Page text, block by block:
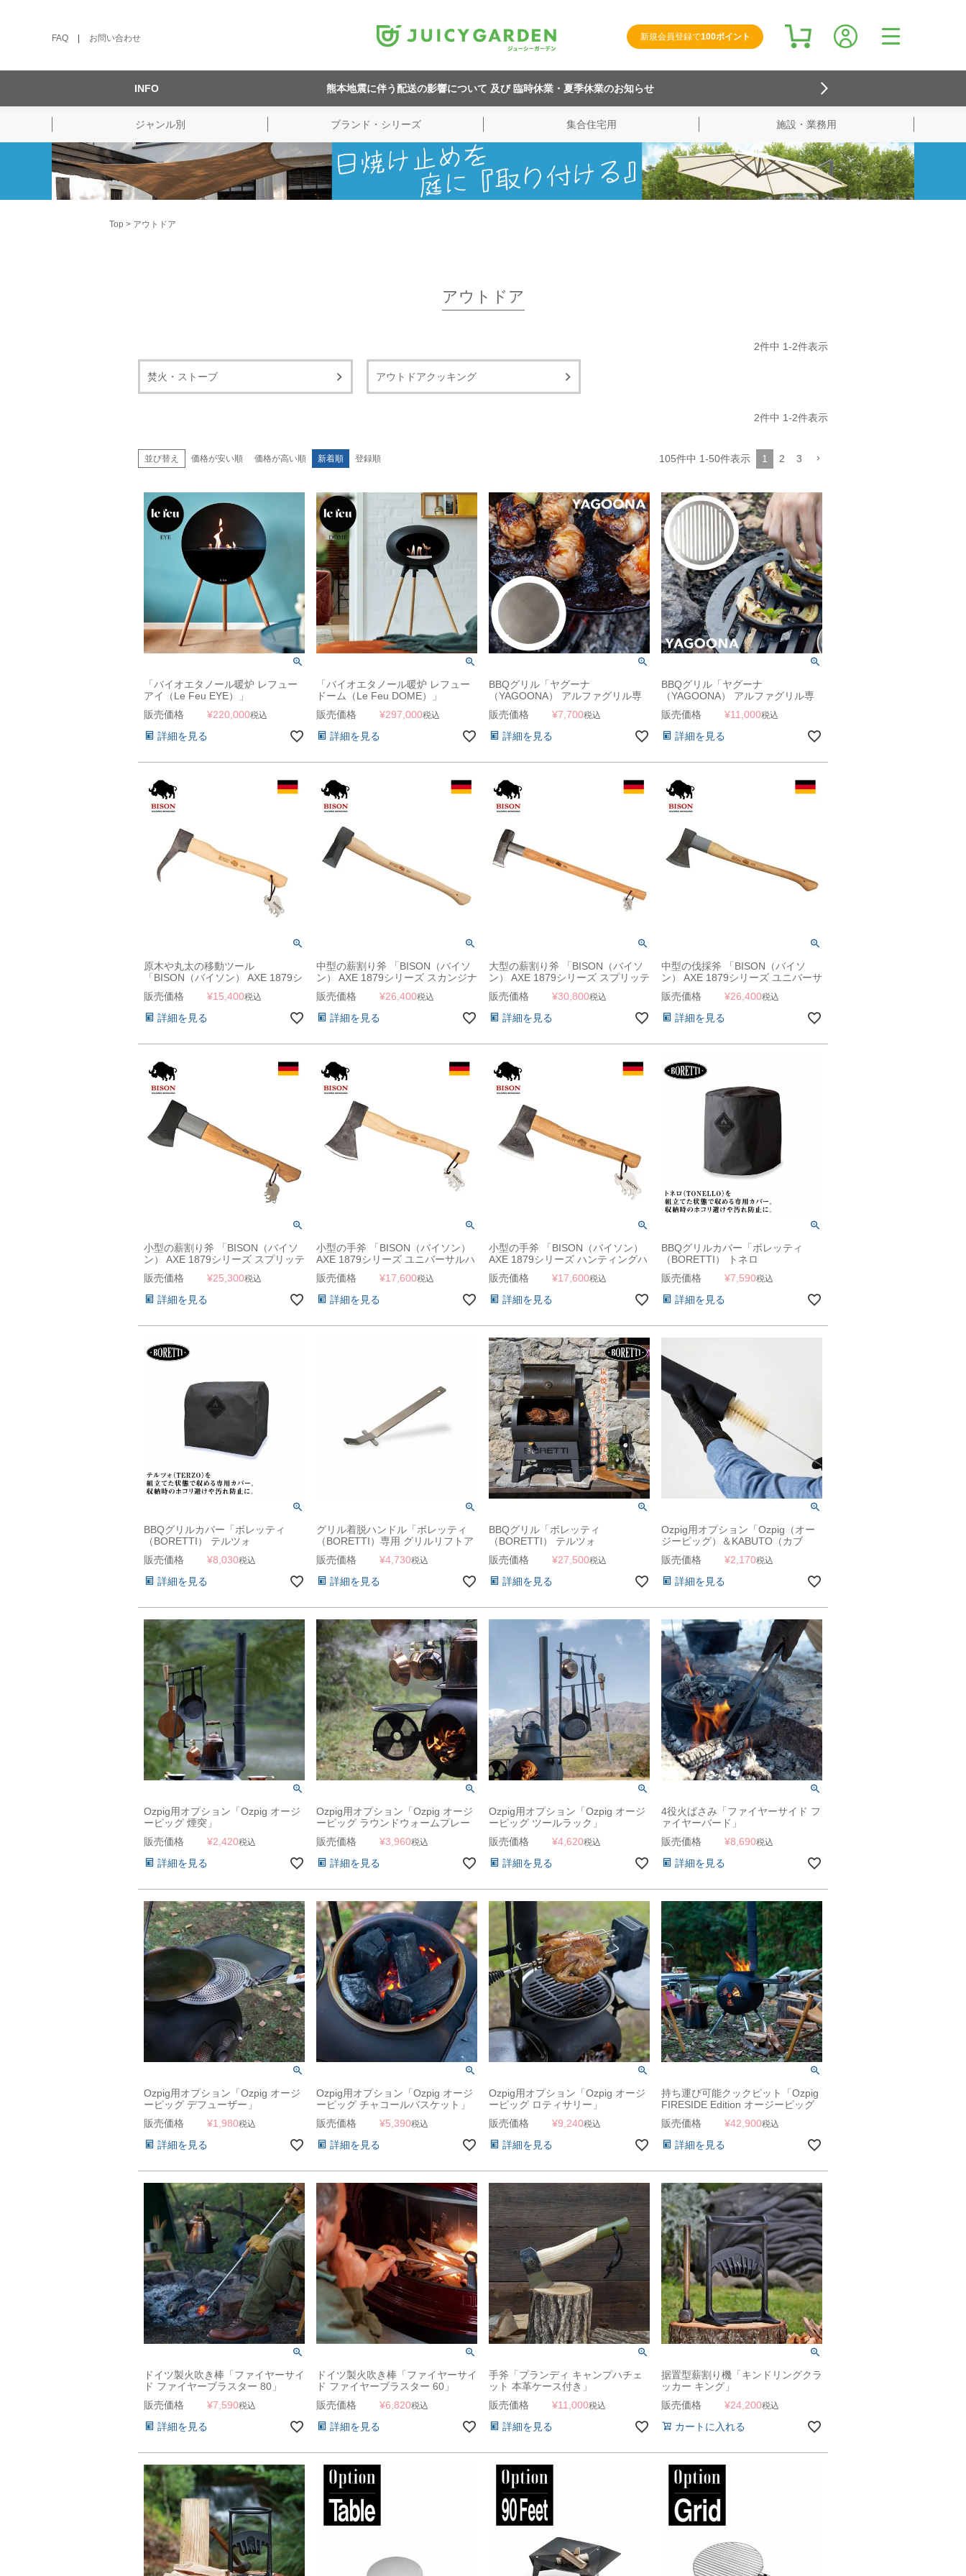
FAQ お問い合わせ 新規会員登録で100ポイント
検索
INFO 熊本地震に伴う配送の影響について 及び 臨時休業・夏季休業のお知らせ
ジャンル別 ブランド・シリーズ 集合住宅用 施設・業務用
Top アウトドア
アウトドア
2件中 1-2件表示
焚火・ストーブ アウトドアクッキング
2件中 1-2件表示
並び替え 価格が安い順 価格が高い順 新着順 登録順 105件中 1-50件表示 1 2 3
「バイオエタノール暖炉 レフュー
アイ（Le Feu EYE）」
販売価格
¥220,000税込
詳細を見る
「バイオエタノール暖炉 レフュー
ドーム（Le Feu DOME）」
販売価格
¥297,000税込
詳細を見る
BBQグリル「ヤグーナ
（YAGOONA） アルファグリル専
用 フラットプレート」
販売価格 ¥7,700税込
詳細を見る
BBQグリル「ヤグーナ
（YAGOONA） アルファグリル専
用 グリルプレート」
販売価格 ¥11,000税込
詳細を見る
原木や丸太の移動ツール
「BISON（バイソン） AXE 1879シ
リーズ ピック」
販売価格 ¥15,400税込
詳細を見る
中型の薪割り斧 「BISON（バイソ
ン） AXE 1879シリーズ スカンジナ
ビアンアックス」
販売価格 ¥26,400税込
詳細を見る
大型の薪割り斧 「BISON（バイソ
ン） AXE 1879シリーズ スプリッテ
ィングハンマー」
販売価格 ¥30,800税込
詳細を見る
中型の伐採斧 「BISON（バイソ
ン） AXE 1879シリーズ ユニバーサ
ルアックス」
販売価格 ¥26,400税込
詳細を見る
小型の薪割り斧 「BISON（バイソ
ン） AXE 1879シリーズ スプリッテ
ィングハチェット」
販売価格 ¥25,300税込
詳細を見る
小型の手斧 「BISON（バイソン）
AXE 1879シリーズ ユニバーサルハ
チェット」
販売価格 ¥17,600税込
詳細を見る
小型の手斧 「BISON（バイソン）
AXE 1879シリーズ ハンティングハ
チェット」
販売価格 ¥17,600税込
詳細を見る
BBQグリルカバー「ボレッティ
（BORETTI） トネロ
（TONELLO）専用カバー」
販売価格 ¥7,590税込
詳細を見る
BBQグリルカバー「ボレッティ
（BORETTI） テルツォ
（TERZO）専用カバー」
販売価格 ¥8,030税込
詳細を見る
グリル着脱ハンドル「ボレッティ
（BORETTI）専用 グリルリフトア
ップツール」
販売価格 ¥4,730税込
詳細を見る
BBQグリル「ボレッティ
（BORETTI） テルツォ
（TERZO）」
販売価格 ¥27,500税込
詳細を見る
Ozpig用オプション「Ozpig（オー
ジーピッグ）＆KABUTO（カブ
ト）用 クリーニングブラシ」
販売価格 ¥2,170税込
詳細を見る
Ozpig用オプション「Ozpig オージ
ーピッグ 煙突」
販売価格
¥2,420税込
詳細を見る
Ozpig用オプション「Ozpig オージ
ーピッグ ラウンドウォームプレー
ト」
販売価格 ¥3,960税込
詳細を見る
Ozpig用オプション「Ozpig オージ
ーピッグ ツールラック」
販売価格
¥4,620税込
詳細を見る
4役火ばさみ「ファイヤーサイド フ
ァイヤーバード」
販売価格
¥8,690税込
詳細を見る
Ozpig用オプション「Ozpig オージ
ーピッグ デフューザー」
販売価格
¥1,980税込
詳細を見る
Ozpig用オプション「Ozpig オージ
ーピッグ チャコールバスケット」
販売価格
¥5,390税込
詳細を見る
Ozpig用オプション「Ozpig オージ
ーピッグ ロティサリー」
販売価格
¥9,240税込
詳細を見る
持ち運び可能クックピット「Ozpig
FIRESIDE Edition オージーピッグ
ファイヤーサイドエディション」
販売価格 ¥42,900税込
詳細を見る
ドイツ製火吹き棒「ファイヤーサイ
ド ファイヤーブラスター 80」
販売価格
¥7,590税込
詳細を見る
ドイツ製火吹き棒「ファイヤーサイ
ド ファイヤーブラスター 60」
販売価格
¥6,820税込
詳細を見る
手斧「プランディ キャンプハチェ
ット 本革ケース付き」
販売価格
¥11,000税込
詳細を見る
据置型薪割り機「キンドリングクラ
ッカー キング」
販売価格
¥24,200税込
カートに入れる